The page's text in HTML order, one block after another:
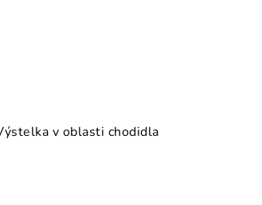
v oblasti chodidla